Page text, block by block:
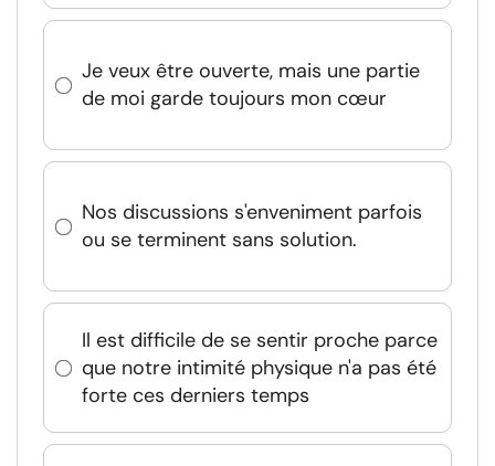
Je veux être ouverte, mais une partie
de moi garde toujours mon cœur
Nos discussions s'enveniment parfois
ou se terminent sans solution.
Il est difficile de se sentir proche parce
que notre intimité physique n'a pas été
forte ces derniers temps